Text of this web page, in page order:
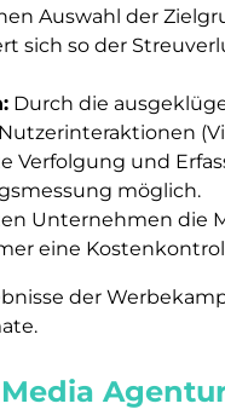
Auswahl der
sich so der
Durch die
Verfolgung und
möglich.
Unternehmen die
eine
der
Media